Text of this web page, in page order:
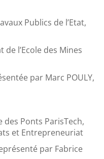
Publics de l’Etat,
l’Ecole des Mines
par Marc POULY,
des Ponts ParisTech,
et Entrepreneuriat
par Fabrice